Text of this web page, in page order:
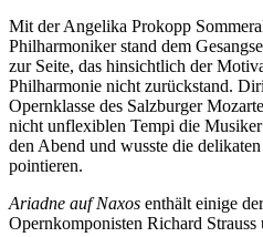
Mit der Angelika Prokopp
Philharmoniker stand dem
zur Seite, das hinsichtlich der
Philharmonie nicht zurückstand.
Opernklasse des Salzburger
nicht unflexiblen Tempi die
den Abend und wusste die
pointieren.
Ariadne auf Naxos enthält einige
Opernkomponisten Richard Strauss